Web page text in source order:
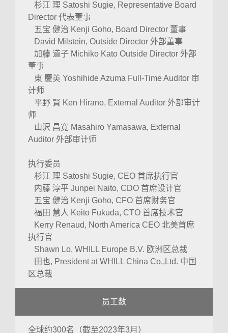
杉江 理 Satoshi Sugie, Representative Board
Director 代表董事
五宝 健治 Kenji Goho, Board Director 董事
David Milstein, Outside Director 外部董事
加藤 道子 Michiko Kato Outside Director 外部
董事
東 慶英 Yoshihide Azuma Full-Time Auditor 审
计师
平野 賢 Ken Hirano, External Auditor 外部审计
师
山沢 昌寛 Masahiro Yamasawa, External
Auditor 外部审计师
执行委员
杉江 理 Satoshi Sugie, CEO 首席执行官
内藤 淳平 Junpei Naito, CDO 首席设计官
五宝 健治 Kenji Goho, CFO 首席财务官
福田 慧人 Keito Fukuda, CTO 首席技术官
Kerry Renaud, North America CEO 北美首席
执行官
Shawn Lo, WHILL Europe B.V. 欧洲区总裁
田也, President at WHILL China Co.,Ltd. 中国
区总裁
员工数
全球约300名（截至2023年3月）